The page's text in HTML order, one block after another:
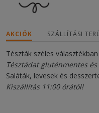
AKCIÓK SZÁLLÍTÁSI
Tészták széles választékban
Tésztádat gluténmentes
Saláták, levesek és
Kiszállítás 11:00 órától!